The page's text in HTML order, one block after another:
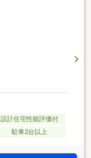
設計住宅性能評価付
駐車2台以上